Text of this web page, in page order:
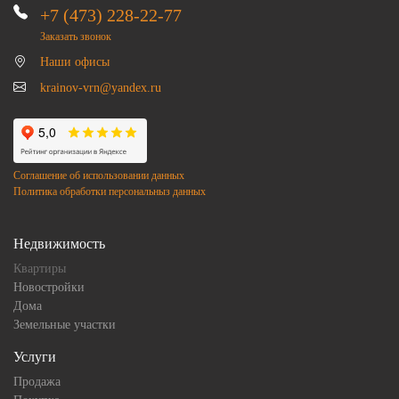
+7 (473) 228-22-77
Заказать звонок
Наши офисы
krainov-vrn@yandex.ru
Соглашение об использовании данных
Политика обработки персональныз данных
Недвижимость
Квартиры
Новостройки
Дома
Земельные участки
Услуги
Продажа